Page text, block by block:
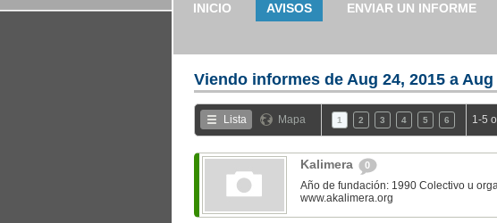
INICIO AVISOS ENVIAR UN INFORME
Viendo informes de Aug 24, 2015 a Aug
Lista Mapa 1 2 3 4 5 6 1-5
Kalimera 0
Año de fundación: 1990 Colectivo u
www.akalimera.org